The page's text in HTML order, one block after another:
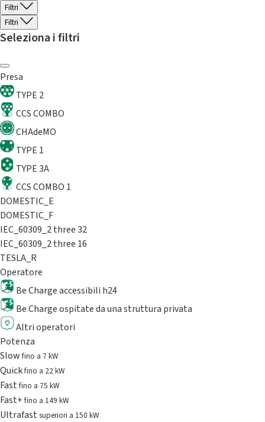
Filtri
Filtri
Seleziona i filtri
Presa
TYPE 2
CCS COMBO
CHAdeMO
TYPE 1
TYPE 3A
CCS COMBO 1
DOMESTIC_E
DOMESTIC_F
IEC_60309_2 three 32
IEC_60309_2 three 16
TESLA_R
Operatore
Be Charge accessibili h24
Be Charge ospitate da una struttura privata
Altri operatori
Potenza
Slowfino a 7 kW
Quickfino a 22 kW
Fastfino a 75 kW
Fast+fino a 149 kW
Ultrafast superiori a 150 kW